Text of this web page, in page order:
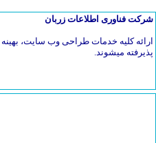
شرکت فناوری اطلاعات زربان
ارائه کلیه خدمات طراحی وب سایت،
پذیرفته میشوند.